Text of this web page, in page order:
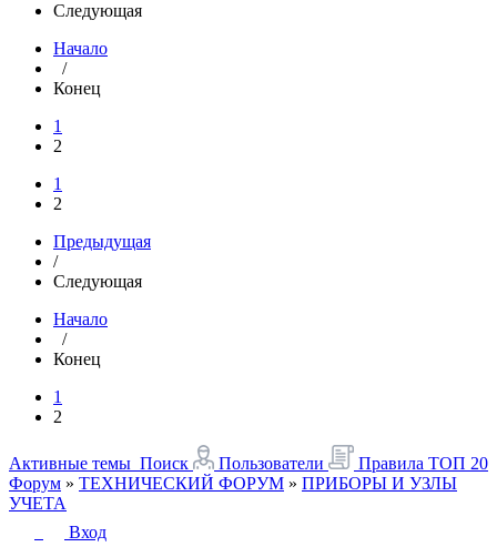
Следующая
Начало
/
Конец
1
2
1
2
Предыдущая
/
Следующая
Начало
/
Конец
1
2
Активные темы Поиск Пользователи Правила ТОП 20
Форум » ТЕХНИЧЕСКИЙ ФОРУМ » ПРИБОРЫ И УЗЛЫ
УЧЕТА
Вход